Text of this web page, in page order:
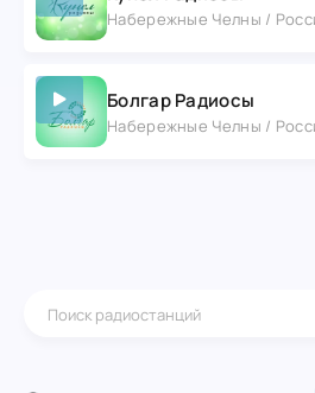
Набережные Челны /
Болгар Радиосы
Набережные Челны /